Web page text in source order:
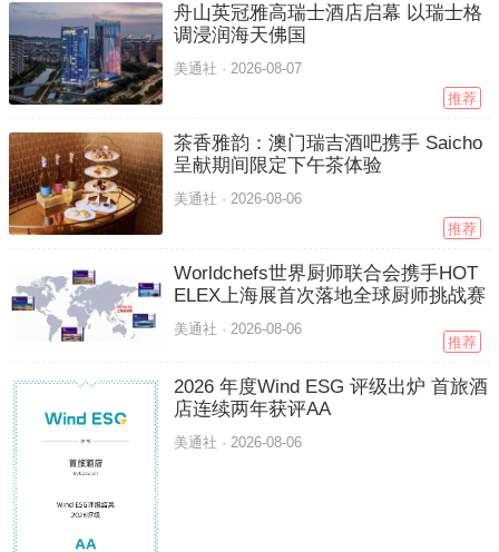
舟山英冠雅高瑞士酒店启幕 以瑞士格
调浸润海天佛国
美通社 · 2026-08-07
推荐
茶香雅韵：澳门瑞吉酒吧携手 Saicho
呈献期间限定下午茶体验
美通社 · 2026-08-06
推荐
Worldchefs世界厨师联合会携手HOT
ELEX上海展首次落地全球厨师挑战赛
美通社 · 2026-08-06
推荐
2026 年度Wind ESG 评级出炉 首旅酒
店连续两年获评AA
美通社 ·2026-08-06